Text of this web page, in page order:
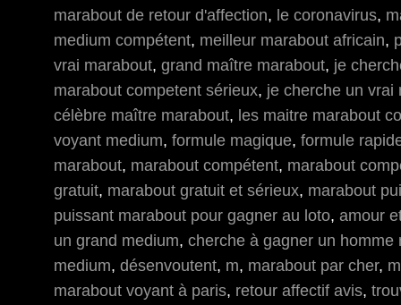
marabout de retour d'affection, le coronavirus,
medium compétent, meilleur marabout africain,
vrai marabout, grand maître marabout, je
marabout competent sérieux, je cherche un vrai
célèbre maître marabout, les maitre marabout
voyant medium, formule magique, formule
marabout, marabout compétent, marabout
gratuit, marabout gratuit et sérieux, marabout
puissant marabout pour gagner au loto, amour
un grand medium, cherche à gagner un homme
medium, désenvoutent, m, marabout par cher,
marabout voyant à paris, retour affectif avis,